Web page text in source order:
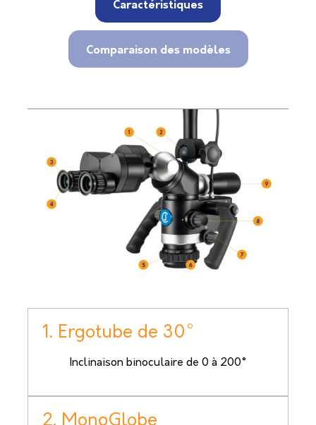
Caractéristiques
Comparaison des modèles
1. Ergotube de 30°
Inclinaison binoculaire de 0 à 200°
2. MonoGlobe